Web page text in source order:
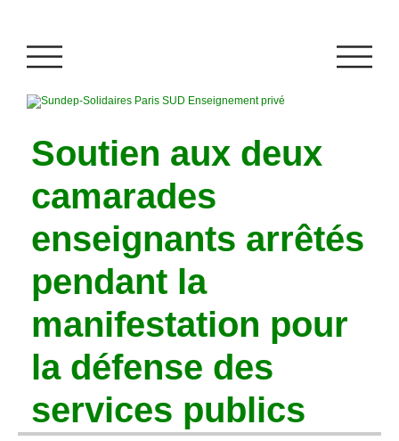
Soutien aux deux
camarades
enseignants arrêtés
pendant la
manifestation pour
la défense des
services publics